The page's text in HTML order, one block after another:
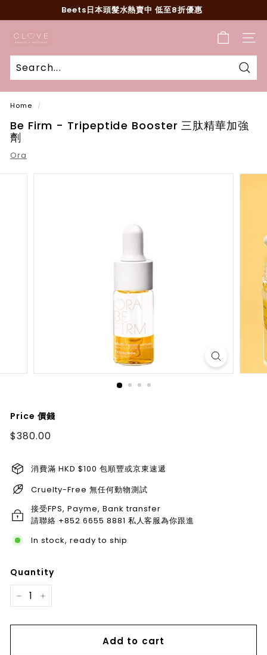
to
Pause
Beets日本頭髮水熱賣中 低至8折優惠
C
l
o
v
e
B
e
a
u
t
Home /
Be Firm - Tripeptide Booster 三肽精華加強
劑
Ora
Price 價錢
Regular
$380.00
消費滿 HKD $100 包順豐或京東速遞
Cruelty-Free 無任何動物測試
接受FPS, Payme, Bank transfer
請聯絡 +852 6655 8881 私人客服為你跟進
In stock, ready to ship
Quantity
Add to cart